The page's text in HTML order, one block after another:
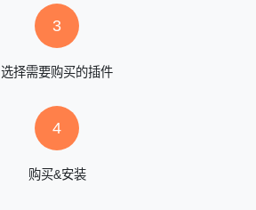
3
选择需要购买的插件
4
购买&安装